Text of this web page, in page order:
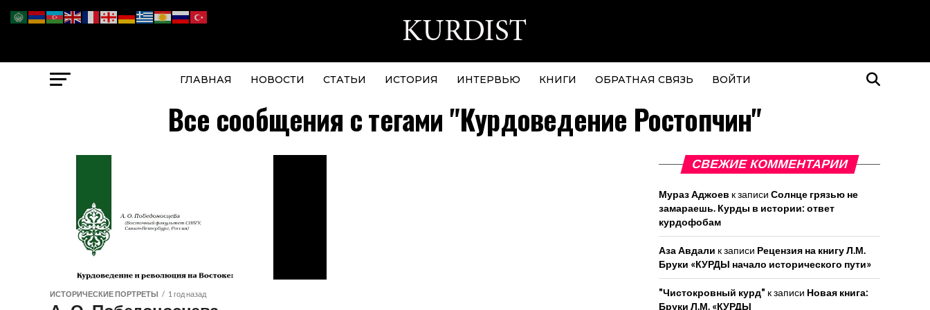
ГЛАВНАЯ НОВОСТИ СТАТЬИ ИСТОРИЯ ИНТЕРВЬЮ КНИГИ ОБРАТНАЯ СВЯЗЬ ВОЙТИ
Все сообщения с тегами "Курдоведение Ростопчин"
ИСТОРИЧЕСКИЕ ПОРТРЕТЫ 1 год назад
СВЕЖИЕ КОММЕНТАРИИ
Мураз Аджоев к записи Солнце грязью не
замараешь. Курды в истории: ответ
курдофобам
Аза Авдали к записи Рецензия на книгу Л.М.
Бруки «КУРДЫ начало исторического пути»
"Чистокровный курд" к записи Новая книга:
Бруки Л.М. «КУРДЫ